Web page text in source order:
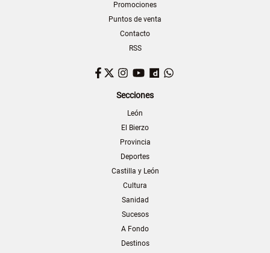
Promociones
Puntos de venta
Contacto
RSS
Facebook
TwitterInstagram
YouTubeDailymotion
Secciones
León
El Bierzo
Provincia
Deportes
Castilla y León
Cultura
Sanidad
Sucesos
A Fondo
Destinos